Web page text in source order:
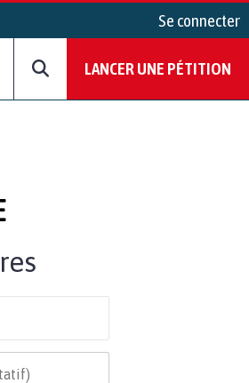
Se connecter
LANCER UNE PÉTITION